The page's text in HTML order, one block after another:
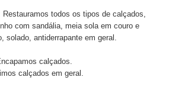
Restauramos todos os tipos de calçados,
com sandália, meia sola em couro e
solado, antiderrapante em geral.
calçados.
calçados em geral.